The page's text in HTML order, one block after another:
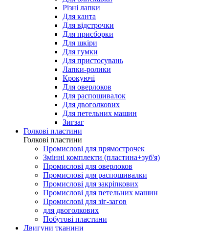
Різні лапки
Для канта
Для відстрочки
Для присборки
Для шкіри
Для гумки
Для пристосувань
Лапки-ролики
Крокуючі
Для оверлоков
Для распошивалок
Для двоголкових
Для петельних машин
Зигзаг
Голкові пластини
Голкові пластини
Промислові для прямострочек
Змінні комплекти (пластина+зуб'я)
Промислові для оверлоков
Промислові для распошивалки
Промислові для закріпкових
Промислові для петельних машин
Промислові для зіг-загов
для двоголкових
Побутові пластини
Двигуни тканини